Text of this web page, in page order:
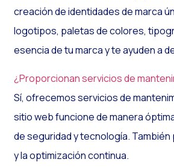
creación de identidades de marca
logotipos, paletas de colores,
esencia de tu marca y te ayuden a
¿Proporcionan servicios de
Sí, ofrecemos servicios de
sitio web funcione de manera
de seguridad y tecnología.
y la optimización continua.